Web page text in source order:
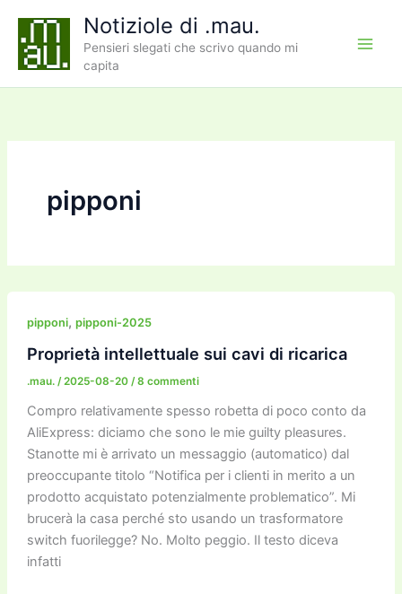
contenuto
Notiziole di .mau.
Pensieri slegati che scrivo quando mi
capita
pipponi
pipponi, pipponi-2025
Proprietà intellettuale sui cavi di ricarica
.mau. /2025-08-20 /8 commenti
Compro relativamente spesso robetta di poco conto da
AliExpress: diciamo che sono le mie guilty pleasures.
Stanotte mi è arrivato un messaggio (automatico) dal
preoccupante titolo “Notifica per i clienti in merito a un
prodotto acquistato potenzialmente problematico”. Mi
brucerà la casa perché sto usando un trasformatore
switch fuorilegge? No. Molto peggio. Il testo diceva
infatti